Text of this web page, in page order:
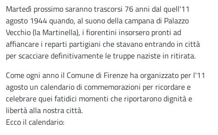
Descrizione
Martedì prossimo saranno trascorsi 76 anni dal quell'11
agosto 1944 quando, al suono della campana di Palazzo
Vecchio (la Martinella), i fiorentini insorsero pronti ad
affiancare i reparti partigiani che stavano entrando in città
per scacciare definitivamente le truppe naziste in ritirata.
Come ogni anno il Comune di Firenze ha organizzato per l'11
agosto un calendario di commemorazioni per ricordare e
celebrare quei fatidici momenti che riportarono dignità e
libertà alla nostra città.
Ecco il calendario: